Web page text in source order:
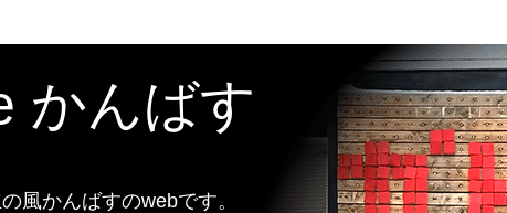
かんばす
かんばすのwebです。